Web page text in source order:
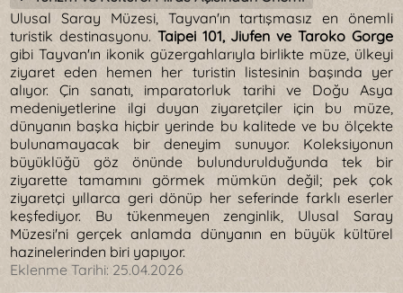
Ulusal Saray Müzesi, Tayvan'ın tartışmasız en önemli
turistik destinasyonu. Taipei 101, Jiufen ve Taroko Gorge
gibi Tayvan'ın ikonik güzergahlarıyla birlikte müze, ülkeyi
ziyaret eden hemen her turistin listesinin başında yer
alıyor. Çin sanatı, imparatorluk tarihi ve Doğu Asya
medeniyetlerine ilgi duyan ziyaretçiler için bu müze,
dünyanın başka hiçbir yerinde bu kalitede ve bu ölçekte
bulunamayacak bir deneyim sunuyor. Koleksiyonun
büyüklüğü göz önünde bulundurulduğunda tek bir
ziyarette tamamını görmek mümkün değil; pek çok
ziyaretçi yıllarca geri dönüp her seferinde farklı eserler
keşfediyor. Bu tükenmeyen zenginlik, Ulusal Saray
Müzesi'ni gerçek anlamda dünyanın en büyük kültürel
hazinelerinden biri yapıyor.
Eklenme Tarihi: 25.04.2026